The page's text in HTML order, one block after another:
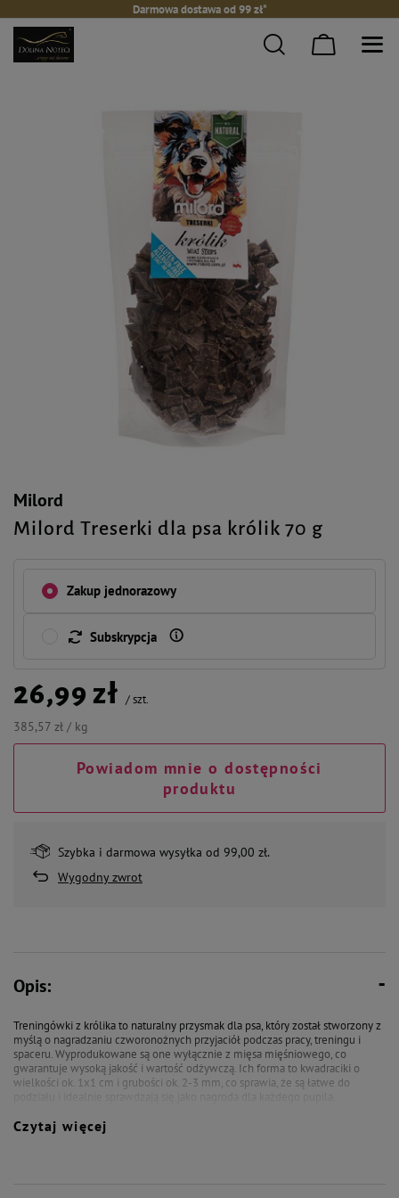
Darmowa dostawa od 99 zł*
Milord
Milord Treserki dla psa królik 70 g
Zakup jednorazowy
Subskrypcja
26,99 zł /szt.
385,57 zł / kg
Powiadom mnie o dostępności
produktu
Szybka i darmowa wysyłka od 99,00 zł.
Wygodny zwrot
Opis:
Treningówki z królika to naturalny przysmak dla psa, który został stworzony z
myślą o nagradzaniu czworonożnych przyjaciół podczas pracy, treningu i
spaceru. Wyprodukowane są one wyłącznie z mięsa mięśniowego, co
gwarantuje wysoką jakość i wartość odżywczą. Ich forma to kwadraciki o
wielkości ok. 1x1 cm i grubości ok. 2-3 mm, co sprawia, że są łatwe do
Te treserki są monobiałkowe, co oznacza, że są bezpieczne dla alergików
Czytaj więcej